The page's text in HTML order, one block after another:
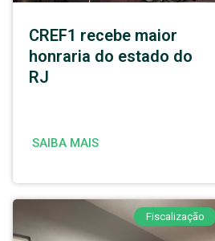
CREF1 recebe maior
honraria do estado do
RJ
SAIBA MAIS
Fiscalização